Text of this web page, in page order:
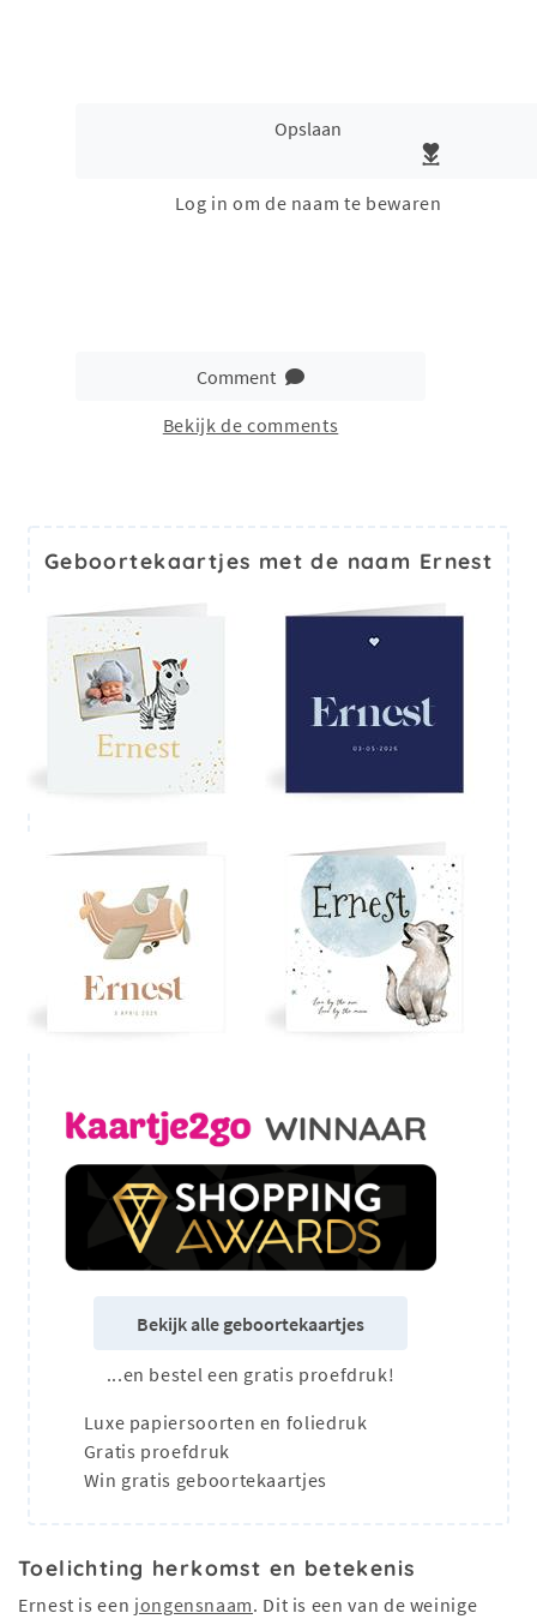
Opslaan
Log in om de naam te bewaren
Comment
Bekijk de comments
Geboortekaartjes met de naam Ernest
Bekijk alle geboortekaartjes
...en bestel een gratis proefdruk!
Luxe papiersoorten en foliedruk
Gratis proefdruk
Win gratis geboortekaartjes
Toelichting herkomst en betekenis
Ernest is een jongensnaam. Dit is een van de weinige